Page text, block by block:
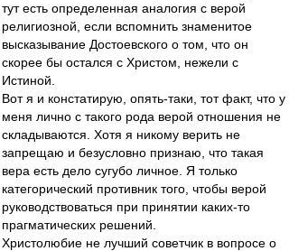
тут есть определенная аналогия с верой
религиозной, если вспомнить знаменитое
высказывание Достоевского о том, что он
скорее бы остался с Христом, нежели с
Истиной.
Вот я и констатирую, опять-таки, тот факт, что у
меня лично с такого рода верой отношения не
складываются. Хотя я никому верить не
запрещаю и безусловно признаю, что такая
вера есть дело сугубо личное. Я только
категорический противник того, чтобы верой
руководствоваться при принятии каких-то
прагматических решений.
Христолюбие не лучший советчик в вопросе о